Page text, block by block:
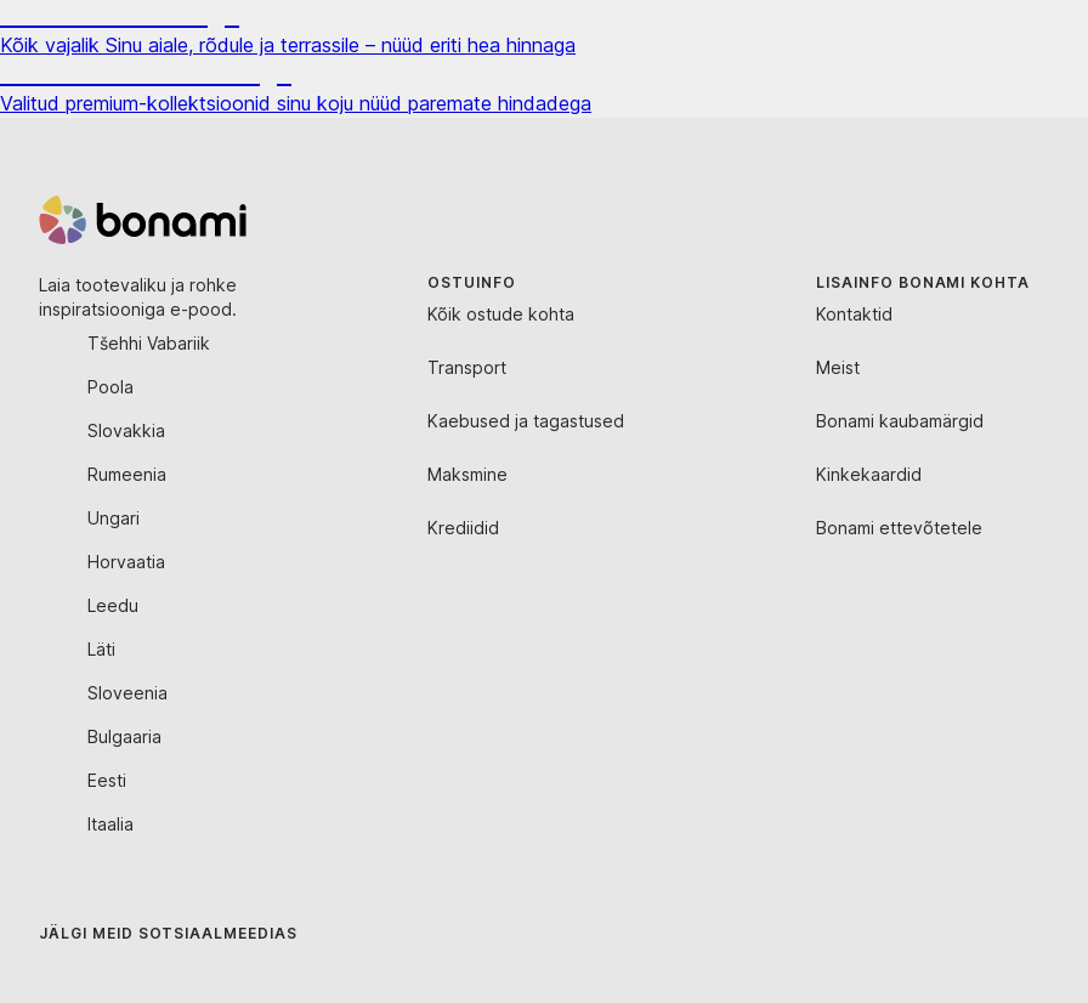
Kõik vajalik Sinu aiale, rõdule ja terrassile – nüüd eriti hea hinnaga
Valitud premium-kollektsioonid sinu koju nüüd paremate hindadega
Laia tootevaliku ja rohke
inspiratsiooniga e-pood.
Tšehhi Vabariik
Poola
Slovakkia
Rumeenia
Ungari
Horvaatia
Leedu
Läti
Sloveenia
Bulgaaria
Eesti
Itaalia
OSTUINFO
Kõik ostude kohta
Transport
Kaebused ja tagastused
Maksmine
Krediidid
LISAINFO BONAMI KOHTA
Kontaktid
Meist
Bonami kaubamärgid
Kinkekaardid
Bonami ettevõtetele
JÄLGI MEID SOTSIAALMEEDIAS